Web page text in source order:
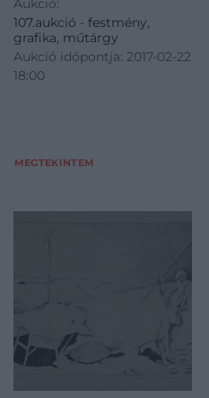
Aukció:
107.aukció - festmény,
grafika, műtárgy
Aukció időpontja: 2017-02-22
18:00
MEGTEKINTEM